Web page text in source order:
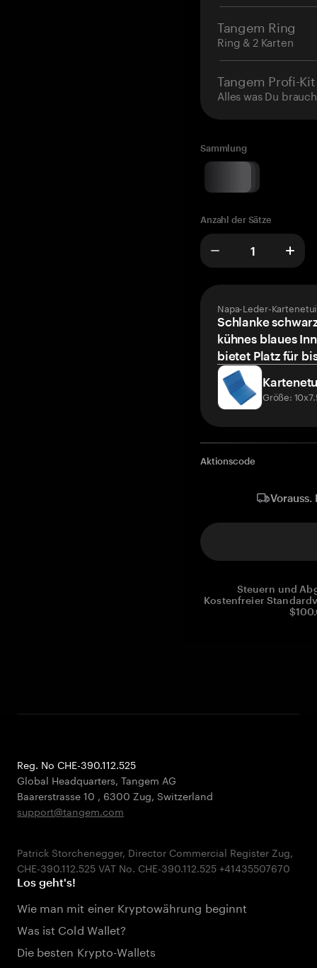
Tangem Ring
Ring & 2 Karten
Tangem Profi-Kit
Alles was Du
Sammlung
Anzahl der Sätze
Napa-Leder-
Schlanke
kühnes blaues
bietet Platz für
Größe:
Aktionscode
Steuern und
Kostenfreier
Reg. No CHE-390.112.525
Global Headquarters, Tangem AG
Baarerstrasse 10 , 6300 Zug, Switzerland
support@tangem.com
Patrick Storchenegger, Director Commercial Register Zug,
Los geht's!
Wie man mit einer Kryptowährung beginnt
Was ist Cold Wallet?
Die besten Krypto-Wallets